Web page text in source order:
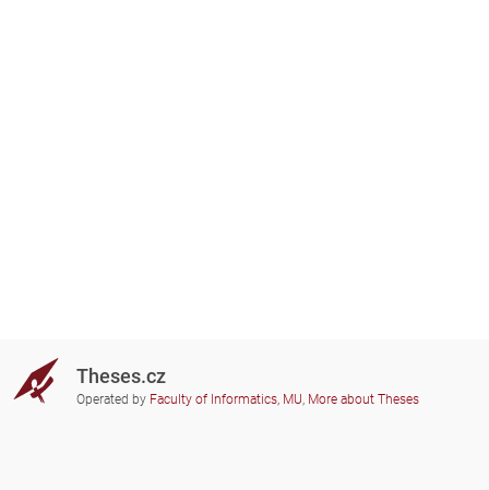
Theses.cz
Operated by Faculty of Informatics, MU, More about Theses